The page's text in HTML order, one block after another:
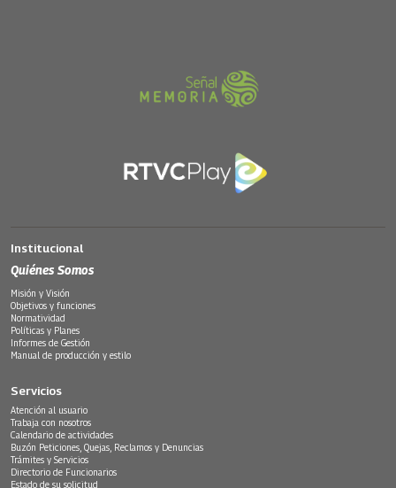
Institucional
Quiénes Somos
Misión y Visión
Objetivos y funciones
Normatividad
Políticas y Planes
Informes de Gestión
Manual de producción y estilo
Servicios
Atención al usuario
Trabaja con nosotros
Calendario de actividades
Buzón Peticiones, Quejas, Reclamos y Denuncias
Trámites y Servicios
Directorio de Funcionarios
Estado de su solicitud